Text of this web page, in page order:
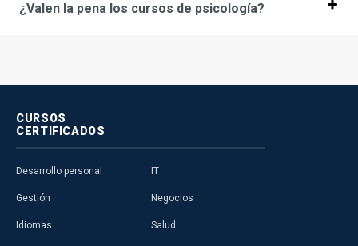
¿Valen la pena los cursos de psicología?
CURSOS
CERTIFICADOS
Desarrollo personal
Gestión
Idiomas
IT
Negocios
Salud